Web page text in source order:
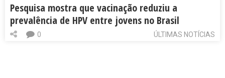
Pesquisa mostra que vacinação reduziu a
prevalência de HPV entre jovens no Brasil
ÚLTIMAS NOTÍCIAS
0